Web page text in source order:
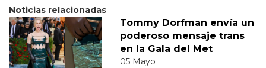
Noticias relacionadas
Tommy Dorfman envía un
poderoso mensaje trans
en la Gala del Met
05 Mayo